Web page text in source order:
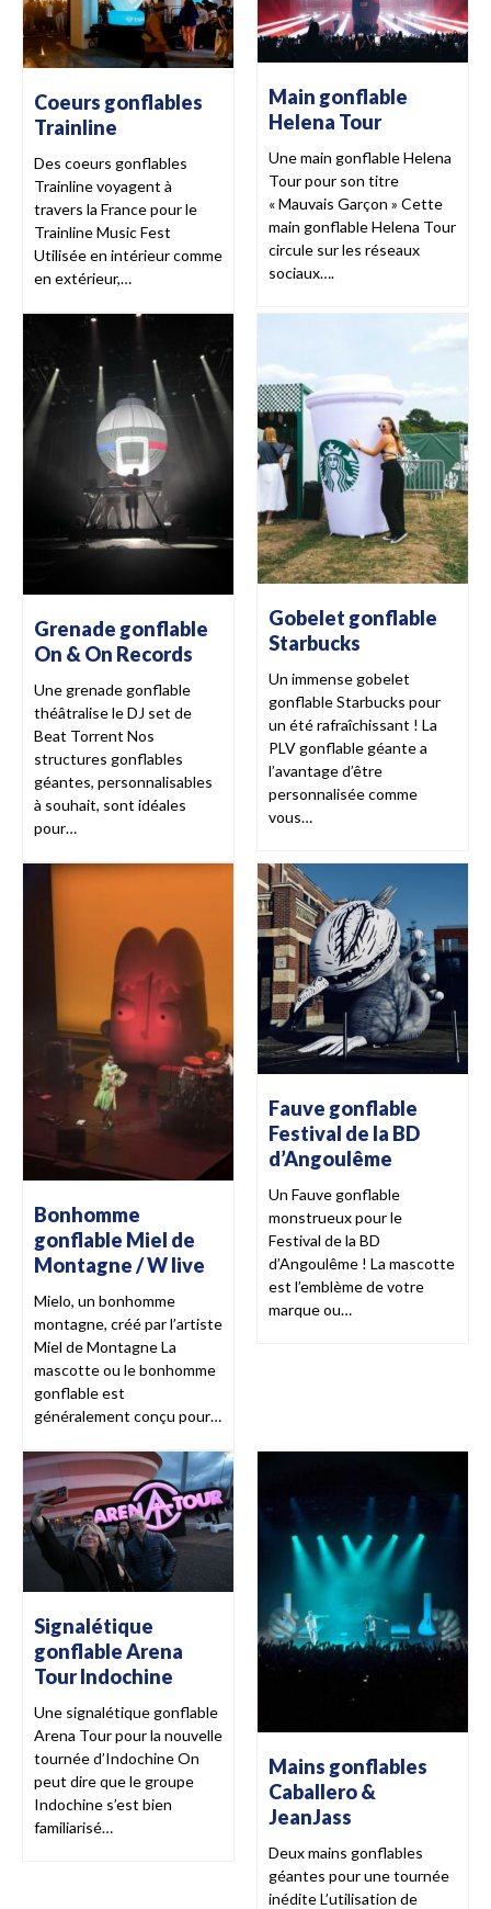
Coeurs gonflables
Trainline
Des coeurs gonflables
Trainline voyagent à
travers la France pour le
Trainline Music Fest
Utilisée en intérieur comme
en extérieur,…
Main gonflable
Helena Tour
Une main gonflable Helena
Tour pour son titre
« Mauvais Garçon » Cette
main gonflable Helena Tour
circule sur les réseaux
sociaux….
Grenade gonflable
On & On Records
Une grenade gonflable
théâtralise le DJ set de
Beat Torrent Nos
structures gonflables
géantes, personnalisables
à souhait, sont idéales
pour…
Gobelet gonflable
Starbucks
Un immense gobelet
gonflable Starbucks pour
un été rafraîchissant ! La
PLV gonflable géante a
l’avantage d’être
personnalisée comme
vous…
Bonhomme
gonflable Miel de
Montagne / W live
Mielo, un bonhomme
montagne, créé par l’artiste
Miel de Montagne La
mascotte ou le bonhomme
gonflable est
généralement conçu pour…
Fauve gonflable
Festival de la BD
d’Angoulême
Un Fauve gonflable
monstrueux pour le
Festival de la BD
d’Angoulême ! La mascotte
est l’emblème de votre
marque ou…
Signalétique
gonflable Arena
Tour Indochine
Une signalétique gonflable
Arena Tour pour la nouvelle
tournée d’Indochine On
peut dire que le groupe
Indochine s’est bien
familiarisé…
Mains gonflables
Caballero &
JeanJass
Deux mains gonflables
géantes pour une tournée
inédite L’utilisation de